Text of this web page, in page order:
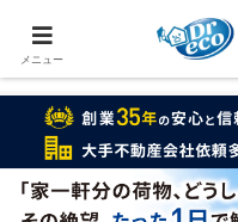
家をまる
実績数１万
メニュー